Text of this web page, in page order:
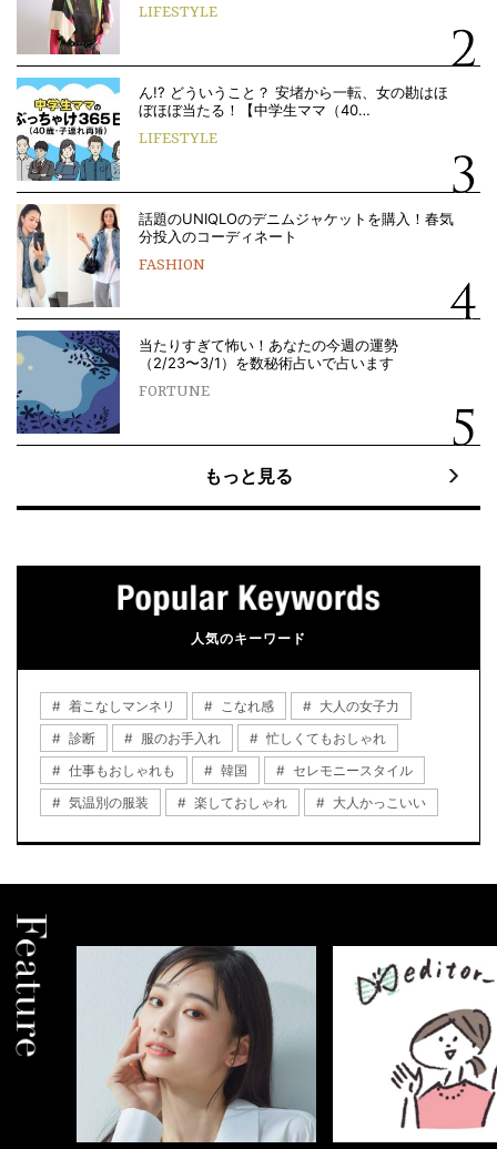
LIFESTYLE
ん!? どういうこと？ 安堵から一転、女の勘はほ
ぼほぼ当たる！【中学生ママ（40…
LIFESTYLE
話題のUNIQLOのデニムジャケットを購入！春気
分投入のコーディネート
FASHION
当たりすぎて怖い！あなたの今週の運勢
（2/23〜3/1）を数秘術占いで占います
FORTUNE
もっと見る
人気のキーワード
着こなしマンネリ こなれ感
大人の女子力
診断
服のお手入れ
忙しくてもおしゃれ
仕事もおしゃれも
韓国
セレモニースタイル
気温別の服装
楽しておしゃれ 大人かっこいい